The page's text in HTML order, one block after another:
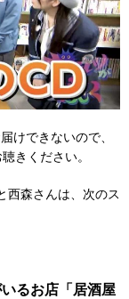
けできないので、
きください。
西森さんは、次のス
るお店「居酒屋